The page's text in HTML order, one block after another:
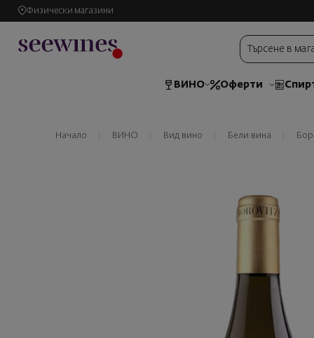
Физически магазини
ВИНО Оферти
Начало ВИНО Вид вино Бели вина